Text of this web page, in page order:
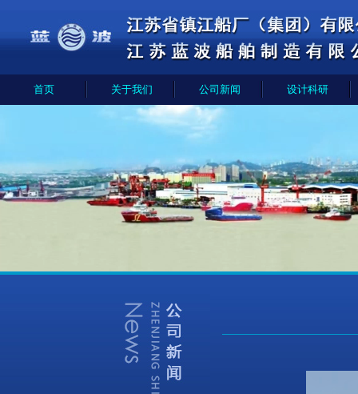
首页 关于我们 公司新闻 设计科研